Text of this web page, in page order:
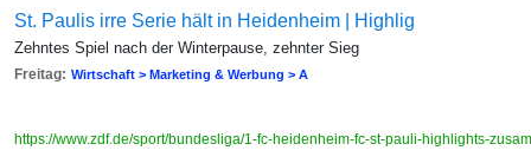
St. Paulis irre Serie hält in Heidenheim | Highlig
Zehntes Spiel nach der Winterpause, zehnter Sieg
Freitag: Wirtschaft > Marketing & Werbung > A
https://www.zdf.de/sport/bundesliga/1-fc-heidenheim-fc-st-pauli-highlights-